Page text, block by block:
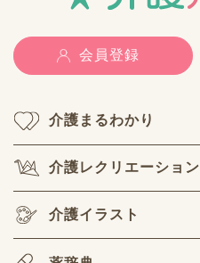
会員登録
介護まるわかり
介護レクリエーション
介護イラスト